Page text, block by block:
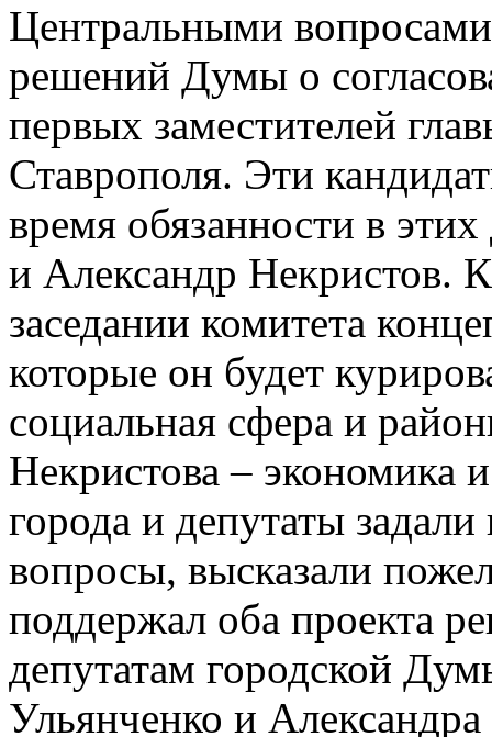
Центральными
решений Думы о
первых заместителей
Ставрополя. Эти
время обязанности в
и Александр Некристов.
заседании комитета
которые он будет
социальная сфера и
Некристова – экономика
города и депутаты
вопросы, высказали
поддержал оба проекта
депутатам городской
Ульянченко и